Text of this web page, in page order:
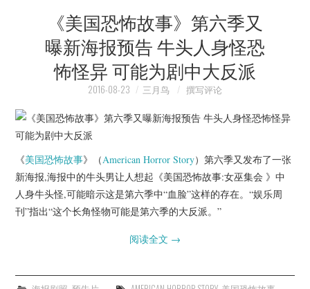
《美国恐怖故事》第六季又
曝新海报预告 牛头人身怪恐
怖怪异 可能为剧中大反派
2016-08-23 三月鸟 撰写评论
《美国恐怖故事》（American Horror Story）第六季又发布了一张
新海报,海报中的牛头男让人想起《美国恐怖故事:女巫集会 》中
人身牛头怪,可能暗示这是第六季中“血脸”这样的存在。“娱乐周
刊”指出“这个长角怪物可能是第六季的大反派。”
阅读全文 →